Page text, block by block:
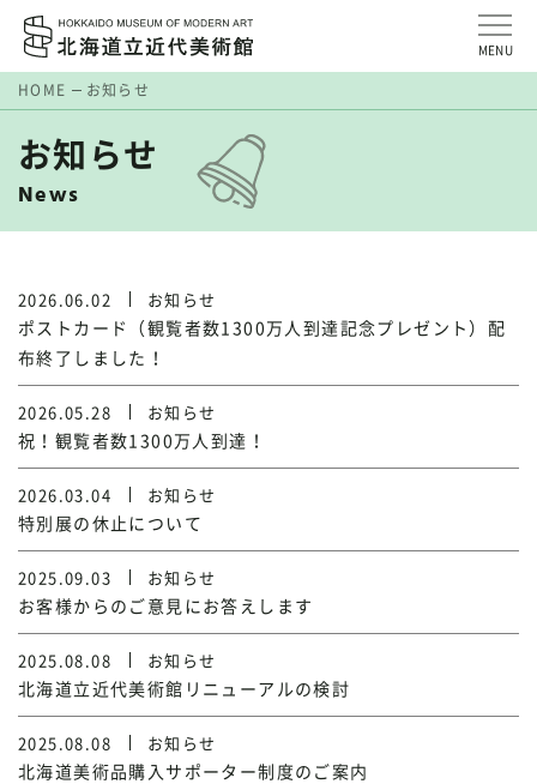
MENU
HOME お知らせ
お知らせ
News
2026.06.02 お知らせ
ポストカード（観覧者数1300万人到達記念プレゼント）配
布終了しました！
2026.05.28 お知らせ
祝！観覧者数1300万人到達！
2026.03.04 お知らせ
特別展の休止について
2025.09.03 お知らせ
お客様からのご意見にお答えします
2025.08.08 お知らせ
北海道立近代美術館リニューアルの検討
2025.08.08 お知らせ
北海道美術品購入サポーター制度のご案内